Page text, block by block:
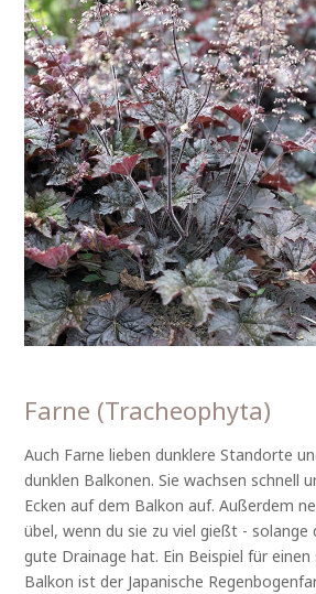
Farne (Tracheophyta)
Auch Farne lieben dunklere Standorte
dunklen Balkonen. Sie wachsen schnell
Ecken auf dem Balkon auf. Außerdem
übel, wenn du sie zu viel gießt -
gute Drainage hat. Ein Beispiel für
Balkon ist der Japanische